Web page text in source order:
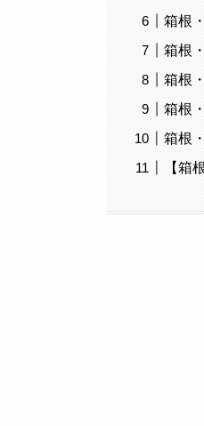
箱根
箱根
箱根
箱根
箱根
【箱